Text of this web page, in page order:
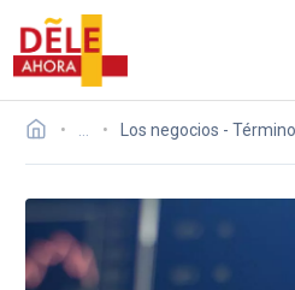
Los negocios -